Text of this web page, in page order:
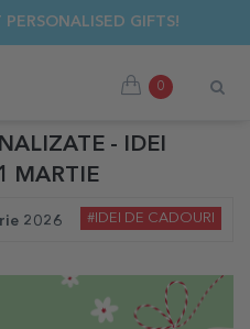
PERSONALISED GIFTS!
0
- IDEI
MARTIE
2026 #IDEI DE CADOURI